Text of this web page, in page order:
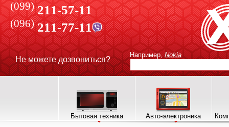
(099) 211-57-11
(096)211-77-11
Не можете дозвониться?
Например, Nokia
Бытовая техника Авто-электроника